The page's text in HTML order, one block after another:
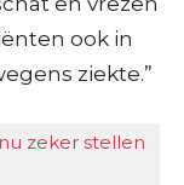
ook in
ziekte.”
zeker stellen